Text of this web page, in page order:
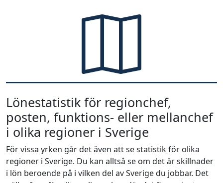
Lönestatistik för regionchef,
posten, funktions- eller mellanchef
i olika regioner i Sverige
För vissa yrken går det även att se statistik för olika
regioner i Sverige. Du kan alltså se om det är skillnader
i lön beroende på i vilken del av Sverige du jobbar. Det